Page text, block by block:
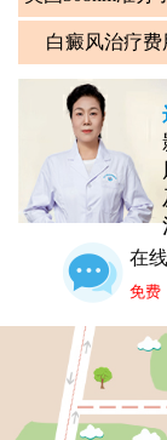
白癜风治疗费
在
免费